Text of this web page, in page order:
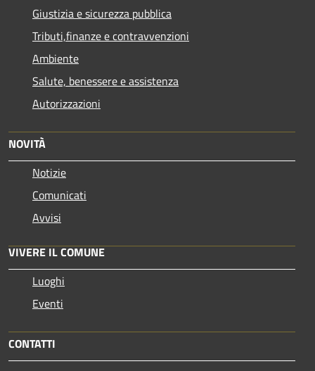
Giustizia e sicurezza pubblica
Tributi,finanze e contravvenzioni
Ambiente
Salute, benessere e assistenza
Autorizzazioni
NOVITÀ
Notizie
Comunicati
Avvisi
VIVERE IL COMUNE
Luoghi
Eventi
CONTATTI